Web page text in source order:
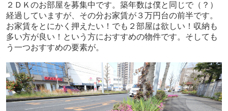
２ＤＫのお部屋を募集中です。築年数は僕と同じで（？）
経過していますが、その分お家賃が３万円台の前半です。
お家賃をとにかく押えたい！でも２部屋は欲しい！収納も
多い方が良い！という方におすすめの物件です。そしても
う一つおすすめの要素が。